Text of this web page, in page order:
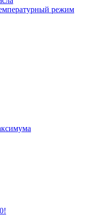
режим